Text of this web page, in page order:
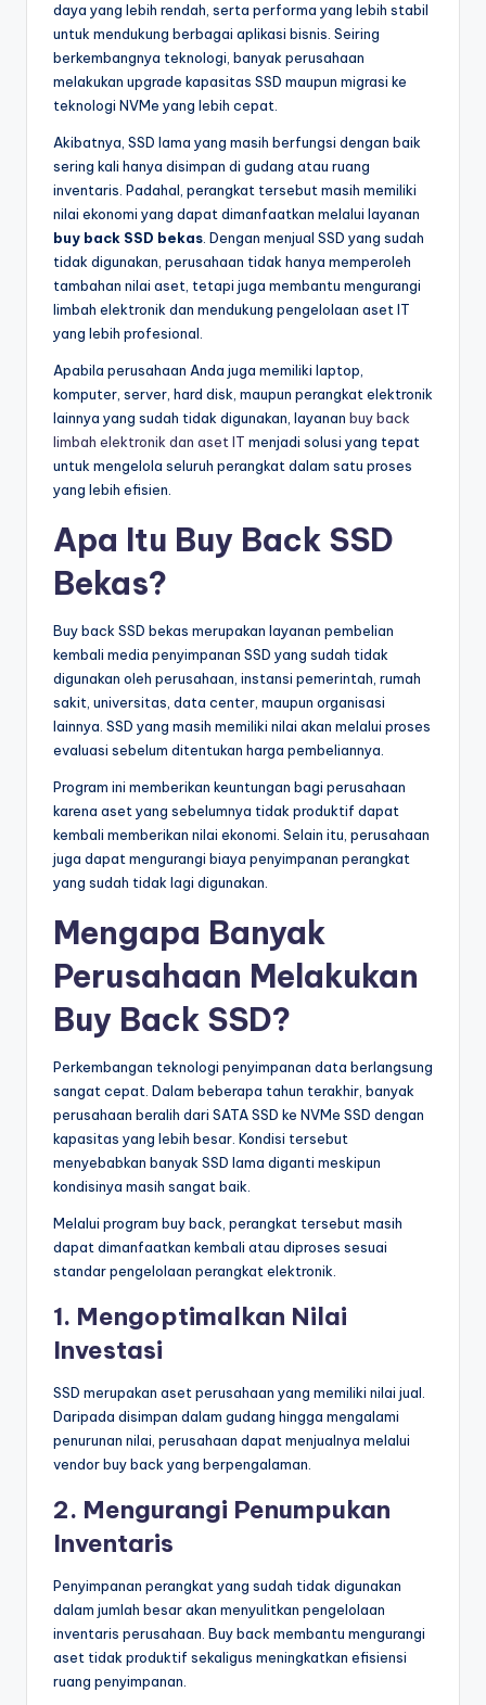
daya yang lebih rendah, serta performa yang lebih stabil
untuk mendukung berbagai aplikasi bisnis. Seiring
berkembangnya teknologi, banyak perusahaan
melakukan upgrade kapasitas SSD maupun migrasi ke
teknologi NVMe yang lebih cepat.
Akibatnya, SSD lama yang masih berfungsi dengan baik
sering kali hanya disimpan di gudang atau ruang
inventaris. Padahal, perangkat tersebut masih memiliki
nilai ekonomi yang dapat dimanfaatkan melalui layanan
buy back SSD bekas . Dengan menjual SSD yang sudah
tidak digunakan, perusahaan tidak hanya memperoleh
tambahan nilai aset, tetapi juga membantu mengurangi
limbah elektronik dan mendukung pengelolaan aset IT
yang lebih profesional.
Apabila perusahaan Anda juga memiliki laptop,
komputer, server, hard disk, maupun perangkat elektronik
lainnya yang sudah tidak digunakan, layanan buy back
limbah elektronik dan aset IT menjadi solusi yang tepat
untuk mengelola seluruh perangkat dalam satu proses
yang lebih efisien.
Apa Itu Buy Back SSD
Bekas?
Buy back SSD bekas merupakan layanan pembelian
kembali media penyimpanan SSD yang sudah tidak
digunakan oleh perusahaan, instansi pemerintah, rumah
sakit, universitas, data center, maupun organisasi
lainnya. SSD yang masih memiliki nilai akan melalui proses
evaluasi sebelum ditentukan harga pembeliannya.
Program ini memberikan keuntungan bagi perusahaan
karena aset yang sebelumnya tidak produktif dapat
kembali memberikan nilai ekonomi. Selain itu, perusahaan
juga dapat mengurangi biaya penyimpanan perangkat
yang sudah tidak lagi digunakan.
Mengapa Banyak
Perusahaan Melakukan
Buy Back SSD?
Perkembangan teknologi penyimpanan data berlangsung
sangat cepat. Dalam beberapa tahun terakhir, banyak
perusahaan beralih dari SATA SSD ke NVMe SSD dengan
kapasitas yang lebih besar. Kondisi tersebut
menyebabkan banyak SSD lama diganti meskipun
kondisinya masih sangat baik.
Melalui program buy back, perangkat tersebut masih
dapat dimanfaatkan kembali atau diproses sesuai
standar pengelolaan perangkat elektronik.
1. Mengoptimalkan Nilai
Investasi
SSD merupakan aset perusahaan yang memiliki nilai jual.
Daripada disimpan dalam gudang hingga mengalami
penurunan nilai, perusahaan dapat menjualnya melalui
vendor buy back yang berpengalaman.
2. Mengurangi Penumpukan
Inventaris
Penyimpanan perangkat yang sudah tidak digunakan
dalam jumlah besar akan menyulitkan pengelolaan
inventaris perusahaan. Buy back membantu mengurangi
aset tidak produktif sekaligus meningkatkan efisiensi
ruang penyimpanan.